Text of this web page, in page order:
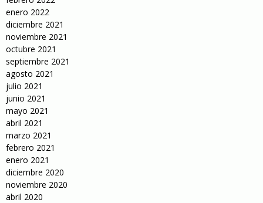
enero 2022
diciembre 2021
noviembre 2021
octubre 2021
septiembre 2021
agosto 2021
julio 2021
junio 2021
mayo 2021
abril 2021
marzo 2021
febrero 2021
enero 2021
diciembre 2020
noviembre 2020
abril 2020